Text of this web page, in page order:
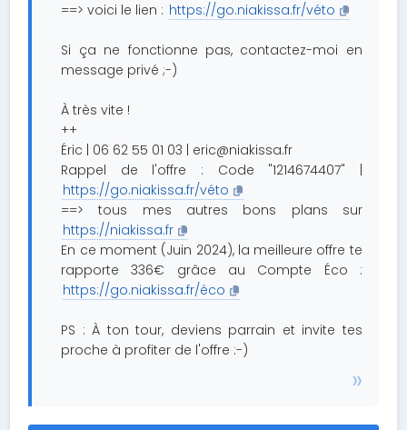
==> voici le lien : https://go.niakissa.fr/véto
Si ça ne fonctionne pas, contactez-moi en
message privé ;-)
À très vite !
++
Éric | 06 62 55 01 03 | eric@niakissa.fr
Rappel de l'offre : Code "1214674407" |
https://go.niakissa.fr/véto
==> tous mes autres bons plans sur
https://niakissa.fr
En ce moment (Juin 2024), la meilleure offre te
rapporte 336€ grâce au Compte Éco :
https://go.niakissa.fr/éco
PS : À ton tour, deviens parrain et invite tes
proche à profiter de l'offre :-)